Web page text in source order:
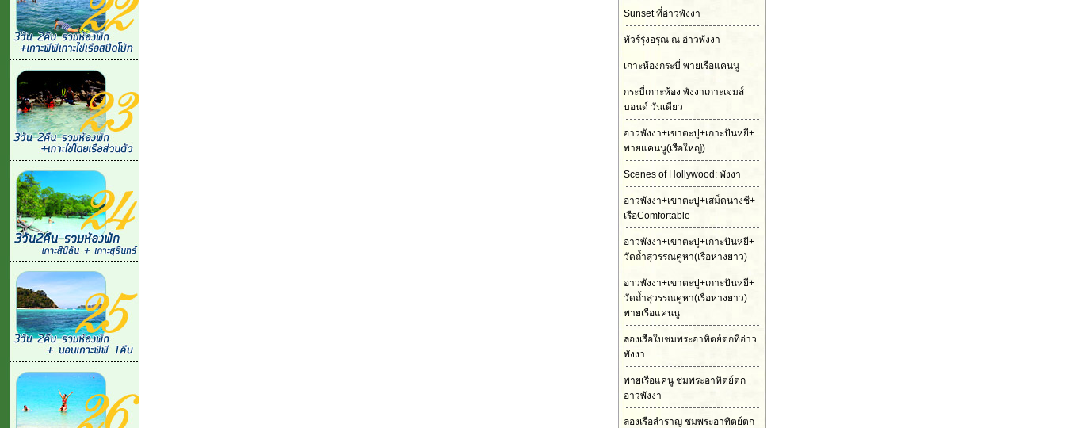
Sunset ที่อ่าวพังงา
ทัวร์รุ่งอรุณ ณ อ่าวพังงา
เกาะห้องกระบี่ พายเรือแคนนู
กระบี่เกาะห้อง พังงาเกาะเจมส์
บอนด์ วันเดียว
อ่าวพังงา+เขาตะปู+เกาะปันหยี+
พายแคนนู(เรือใหญ่)
Scenes of Hollywood: พังงา
อ่าวพังงา+เขาตะปู+เสม็ดนางชี+
เรือComfortable
อ่าวพังงา+เขาตะปู+เกาะปันหยี+
วัดถ้ำสุวรรณคูหา(เรือหางยาว)
อ่าวพังงา+เขาตะปู+เกาะปันหยี+
วัดถ้ำสุวรรณคูหา(เรือหางยาว)
พายเรือแคนนู
ล่องเรือใบชมพระอาทิตย์ตกที่อ่าว
พังงา
พายเรือแคนู ชมพระอาทิตย์ตก
อ่าวพังงา
ล่องเรือสำราญ ชมพระอาทิตย์ตก